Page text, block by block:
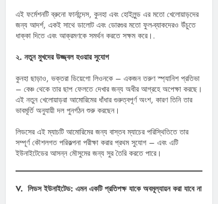
এই ফর্মেশনটি ব্রুনো ফার্নান্দেস, কুনহা এবং হোইলুন্ড এর মতো খেলোয়াড়দের
জন্য আদর্শ, একই সাথে ডালোট এবং ডোরগুর মতো ফুল-ব্যাকদেরও উঁচুতে
ধাক্কা দিতে এবং আক্রমণকে সমর্থন করতে সক্ষম করে।.
২. নতুন মুখদের উজ্জ্বল হওয়ার সুযোগ
কুনহা ছাড়াও, ভক্তরা ডিয়েগো লিওনকে – একজন তরুণ স্প্যানিশ প্রতিভা
– বেঞ্চ থেকে তার ছাপ ফেলতে দেখার জন্য অধীর আগ্রহে অপেক্ষা করছে।
এই নতুন খেলোয়াড়রা আমোরিমের ধাঁধার গুরুত্বপূর্ণ অংশ, কারণ তিনি তার
ভাবমূর্তি অনুযায়ী দল পুনর্গঠন শুরু করছেন।
লিডসের এই ম্যাচটি আমোরিমের জন্য বাস্তব ম্যাচের পরিস্থিতিতে তার
সম্পূর্ণ কৌশলগত পরিকল্পনা পরীক্ষা করার প্রথম সুযোগ – এবং এটি
ইউনাইটেডের আসন্ন মৌসুমের জন্য সুর তৈরি করতে পারে।
V. লিডস ইউনাইটেড: এমন একটি প্রতিপক্ষ যাকে অবমূল্যায়ন করা যাবে না